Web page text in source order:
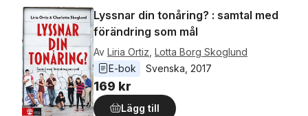
Lyssnar din tonåring? : samtal med
förändring som mål
Av Liria Ortiz Lotta Borg Skoglund
E-bok
Svenska 2017
169 kr
Lägg till